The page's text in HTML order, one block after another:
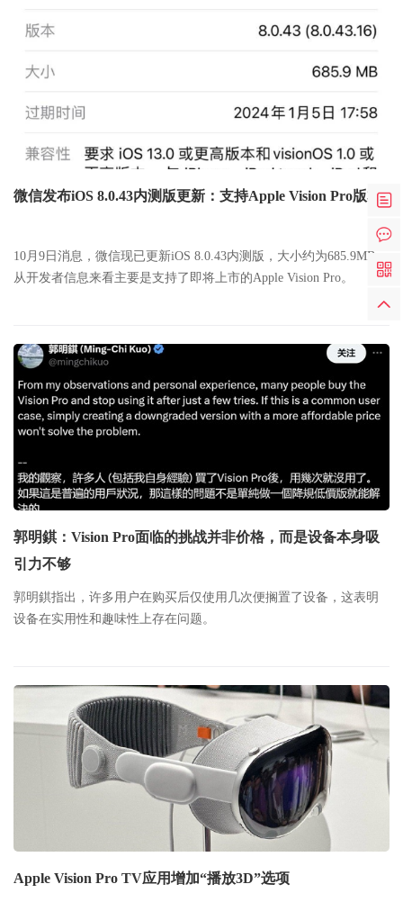
微信发布iOS 8.0.43内测版更新：支持Apple Vision Pro版本
10月9日消息，微信现已更新iOS 8.0.43内测版，大小约为685.9MB，
从开发者信息来看主要是支持了即将上市的Apple Vision Pro。
郭明錤：Vision Pro面临的挑战并非价格，而是设备本身吸
引力不够
郭明錤指出，许多用户在购买后仅使用几次便搁置了设备，这表明
设备在实用性和趣味性上存在问题。
Apple Vision Pro TV应用增加“播放3D”选项